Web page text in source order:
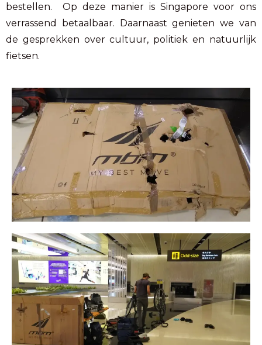
bestellen. Op deze manier is Singapore voor ons
verrassend betaalbaar. Daarnaast genieten we van
de gesprekken over cultuur, politiek en natuurlijk
fietsen.